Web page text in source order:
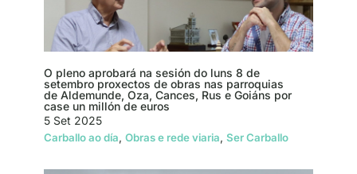
O pleno aprobará na sesión do luns 8 de
setembro proxectos de obras nas parroquias
de Aldemunde, Oza, Cances, Rus e Goiáns por
case un millón de euros
5 Set 2025
Carballo ao día, Obras e rede viaria, Ser Carballo